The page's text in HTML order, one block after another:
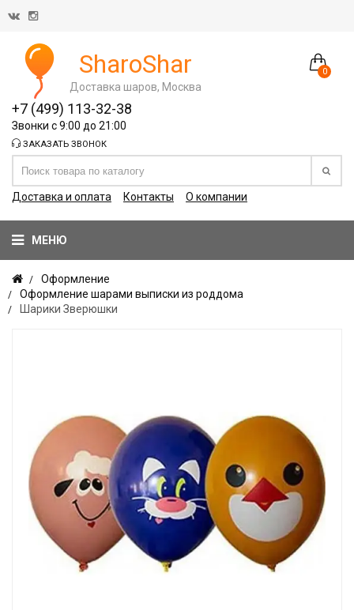
0
SharoShar
Доставка шаров, Москва
+7 (499) 113-32-38
Звонки с 9:00 до 21:00
ЗАКАЗАТЬ ЗВОНОК
Доставка и оплата Контакты О компании
МЕНЮ
Оформление
Оформление шарами выписки из роддома
Шарики Зверюшки